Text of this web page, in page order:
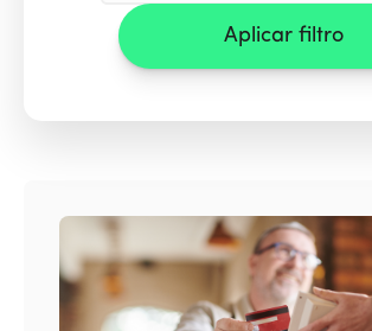
Aplicar filtro